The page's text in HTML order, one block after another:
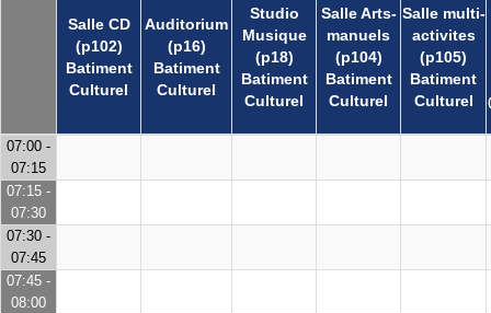
Salle CD
(p102)
Batiment
Culturel
Auditorium
(p16)
Batiment
Culturel
Studio
Musique
(p18)
Batiment
Culturel
Salle Arts-
manuels
(p104)
Batiment
Culturel
Salle multi-
activites
(p105)
Batiment
Culturel
07:00 -
07:15
07:15 -
07:30
07:30 -
07:45
07:45 -
08:00